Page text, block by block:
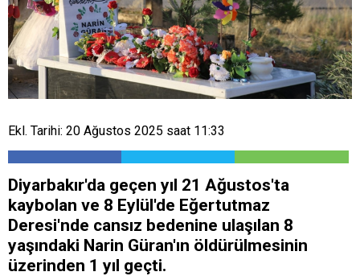
Ekl. Tarihi: 20 Ağustos 2025 saat 11:33
Diyarbakır'da geçen yıl 21 Ağustos'ta
kaybolan ve 8 Eylül'de Eğertutmaz
Deresi'nde cansız bedenine ulaşılan 8
yaşındaki Narin Güran'ın öldürülmesinin
üzerinden 1 yıl geçti.